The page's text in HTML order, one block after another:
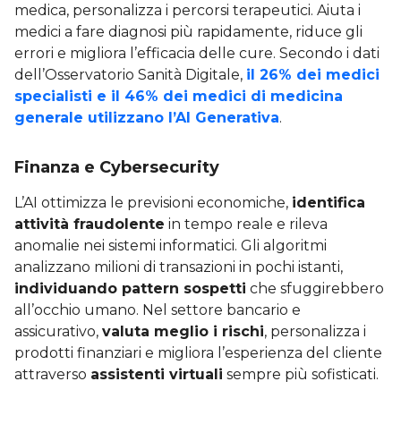
medica, personalizza i percorsi terapeutici. Aiuta i
medici a fare diagnosi più rapidamente, riduce gli
errori e migliora l’efficacia delle cure. Secondo i dati
dell’Osservatorio Sanità Digitale, il 26% dei medici
specialisti e il 46% dei medici di medicina
generale utilizzano l’AI Generativa.
Finanza e Cybersecurity
L’AI ottimizza le previsioni economiche, identifica
attività fraudolente in tempo reale e rileva
anomalie nei sistemi informatici. Gli algoritmi
analizzano milioni di transazioni in pochi istanti,
individuando pattern sospetti che sfuggirebbero
all’occhio umano. Nel settore bancario e
assicurativo, valuta meglio i rischi, personalizza i
prodotti finanziari e migliora l’esperienza del cliente
attraverso assistenti virtuali sempre più sofisticati.